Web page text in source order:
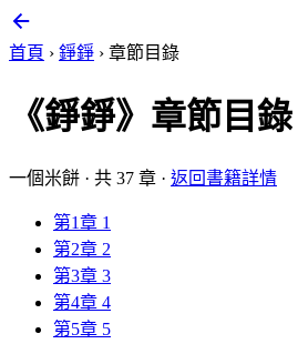
首頁 › 錚錚 › 章節目錄
《錚錚》章節目錄
一個米餅 · 共 37 章 · 返回書籍詳情
第1章 1
第2章 2
第3章 3
第4章 4
第5章 5